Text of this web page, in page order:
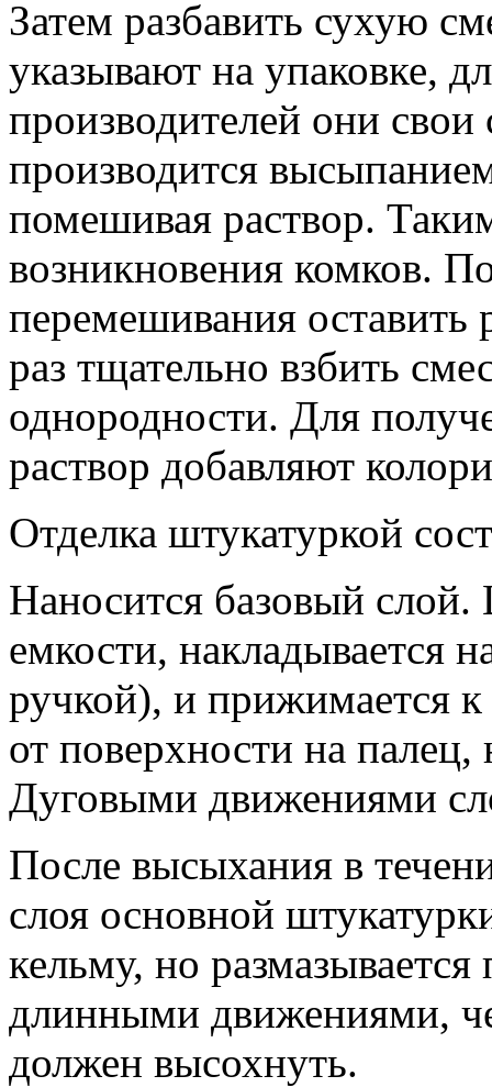
Затем разбавить сухую
указывают на упаковке,
производителей они
производится
помешивая раствор.
возникновения комков.
перемешивания оставить
раз тщательно взбить
однородности. Для
раствор добавляют
Отделка штукатуркой
Наносится базовый слой.
емкости, накладывается
ручкой), и прижимается к
от поверхности на
Дуговыми движениями
После высыхания в
слоя основной
кельму, но
длинными движениями,
должен высохнуть.